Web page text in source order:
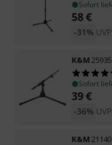
Sofort
58€
UVP:
-31%
K&M
Sofort
39€
UVP:
-36%
K&M 21140